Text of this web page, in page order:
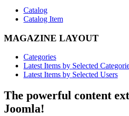
Catalog
Catalog Item
MAGAZINE LAYOUT
Categories
Latest Items by Selected
Latest Items by Selected Users
The powerful content
Joomla!